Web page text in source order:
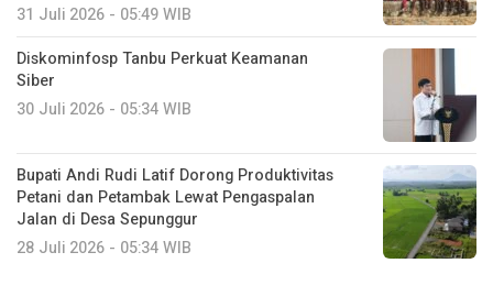
31 Juli 2026 - 05:49 WIB
Diskominfosp Tanbu Perkuat Keamanan
Siber
30 Juli 2026 - 05:34 WIB
Bupati Andi Rudi Latif Dorong Produktivitas
Petani dan Petambak Lewat Pengaspalan
Jalan di Desa Sepunggur
28 Juli 2026 - 05:34 WIB